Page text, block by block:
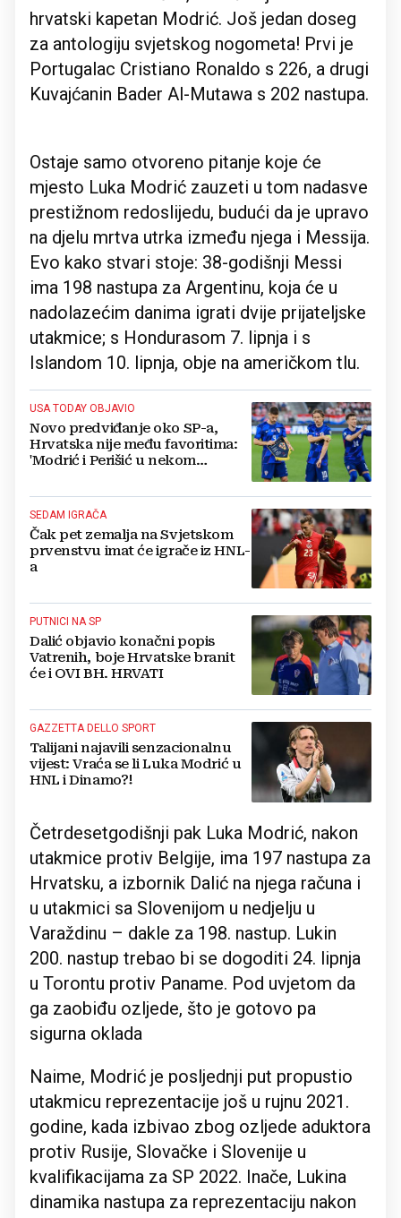
hrvatski kapetan Modrić. Još jedan doseg
za antologiju svjetskog nogometa! Prvi je
Portugalac Cristiano Ronaldo s 226, a drugi
Kuvajćanin Bader Al-Mutawa s 202 nastupa.
Ostaje samo otvoreno pitanje koje će
mjesto Luka Modrić zauzeti u tom nadasve
prestižnom redoslijedu, budući da je upravo
na djelu mrtva utrka između njega i Messija.
Evo kako stvari stoje: 38-godišnji Messi
ima 198 nastupa za Argentinu, koja će u
nadolazećim danima igrati dvije prijateljske
utakmice; s Hondurasom 7. lipnja i s
Islandom 10. lipnja, obje na američkom tlu.
USA TODAY OBJAVIO
Novo predviđanje oko SP-a,
Hrvatska nije među favoritima:
'Modrić i Perišić u nekom
SEDAM IGRAČA
Čak pet zemalja na Svjetskom
prvenstvu imat će igrače iz HNL-
a
PUTNICI NA SP
Dalić objavio konačni popis
Vatrenih, boje Hrvatske branit
će i OVI BH. HRVATI
GAZZETTA DELLO SPORT
Talijani najavili senzacionalnu
vijest: Vraća se li Luka Modrić u
HNL i Dinamo?!
Četrdesetgodišnji pak Luka Modrić, nakon
utakmice protiv Belgije, ima 197 nastupa za
Hrvatsku, a izbornik Dalić na njega računa i
u utakmici sa Slovenijom u nedjelju u
Varaždinu – dakle za 198. nastup. Lukin
200. nastup trebao bi se dogoditi 24. lipnja
u Torontu protiv Paname. Pod uvjetom da
ga zaobiđu ozljede, što je gotovo pa
sigurna oklada
Naime, Modrić je posljednji put propustio
utakmicu reprezentacije još u rujnu 2021.
godine, kada izbivao zbog ozljede aduktora
protiv Rusije, Slovačke i Slovenije u
kvalifikacijama za SP 2022. Inače, Lukina
dinamika nastupa za reprezentaciju nakon